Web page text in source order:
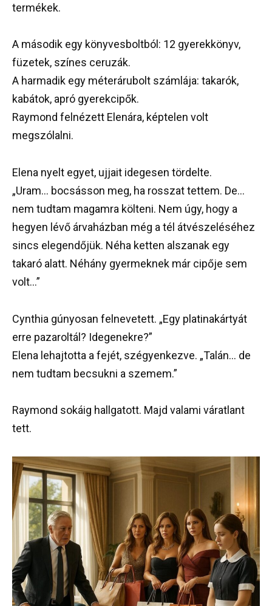
termékek.
A második egy könyvesboltból: 12 gyerekkönyv,
füzetek, színes ceruzák.
A harmadik egy méterárubolt számlája: takarók,
kabátok, apró gyerekcipők.
Raymond felnézett Elenára, képtelen volt
megszólalni.
Elena nyelt egyet, ujjait idegesen tördelte.
„Uram… bocsásson meg, ha rosszat tettem. De…
nem tudtam magamra költeni. Nem úgy, hogy a
hegyen lévő árvaházban még a tél átvészeléséhez
sincs elegendőjük. Néha ketten alszanak egy
takaró alatt. Néhány gyermeknek már cipője sem
volt…”
Cynthia gúnyosan felnevetett. „Egy platinakártyát
erre pazaroltál? Idegenekre?”
Elena lehajtotta a fejét, szégyenkezve. „Talán… de
nem tudtam becsukni a szemem.”
Raymond sokáig hallgatott. Majd valami váratlant
tett.